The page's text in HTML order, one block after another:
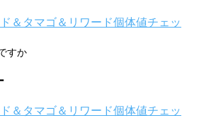
＆タマゴ＆リワード個体値チェッ
すか
＆タマゴ＆リワード個体値チェッ